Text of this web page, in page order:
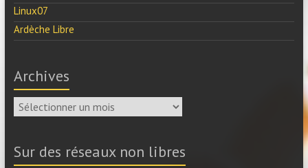
Linux07
Ardèche Libre
Archives
Archives
Sur des réseaux non libres